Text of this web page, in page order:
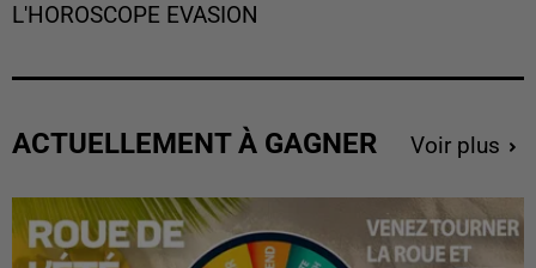
L'HOROSCOPE EVASION
ACTUELLEMENT À GAGNER Voir plus